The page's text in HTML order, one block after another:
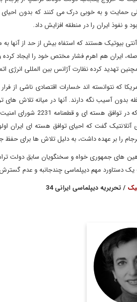
حمایت و به خوبی درک می کنند که بدون
نفوذ ایران را در منطقه افزایش داد.
بیوتیک هستند که استفاه بیش از حد از آنها
تهدید کرده نظارت آژانس بین المللی انرژی
که نتوانسته اند خسارات اقتصادی ناشی از
بدون آسیب نگه دارند. آنها در میانه تلاش
مهلت اکتبر 2020 که
را بر عهده داشت، به دلیل تلاش ها برای حفظ
های جمهوری خواه و سخنگویان سابق دولت
یک دستاورد مهم دیپلماسی چندجانبه و عدم
/ تحریریه دیپلماسی ایرانی 34
روزنامه نگار
و عضو
آتلانتیک
حال حاضر، با
معتبری